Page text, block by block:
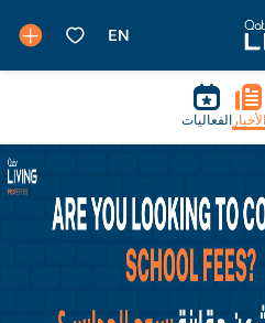
الأخبار الفعاليات